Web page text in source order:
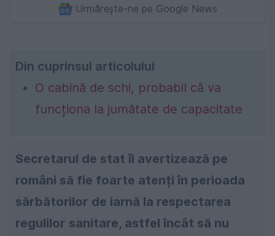
Urmărește-ne pe Google News
Din cuprinsul articolului
O cabină de schi, probabil că va
funcționa la jumătate de capacitate
Secretarul de stat îi avertizează pe
români să fie foarte atenți în perioada
sărbătorilor de iarnă la respectarea
regulilor sanitare, astfel încât să nu